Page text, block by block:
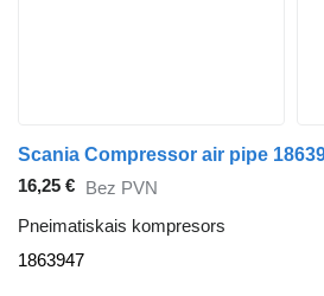
16,25 € Bez PVN
Pneimatiskais kompresors
1863947